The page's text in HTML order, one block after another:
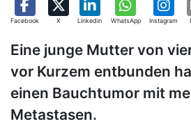
Facebook X Linkedin WhatsApp Instagram
Eine junge Mutter von
vor Kurzem entbunden
einen Bauchtumor mit
Metastasen.